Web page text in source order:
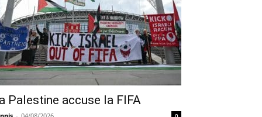
Palestine accuse la FIFA